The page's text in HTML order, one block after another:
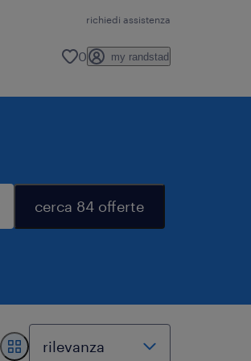
richiedi assistenza
0 my randstad
cerca 84 offerte